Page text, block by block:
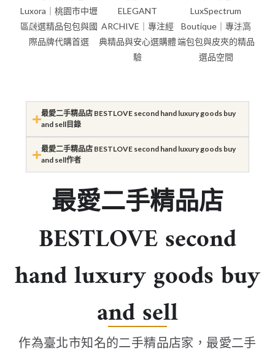
最愛二手精品店 BESTLOVE second hand luxury goods buy
and sell目錄
最愛二手精品店 BESTLOVE second hand luxury goods buy
and sell作者
最愛二手精品店
BESTLOVE second
hand luxury goods buy
and sell
作為臺北市知名的二手精品店家，最愛二手